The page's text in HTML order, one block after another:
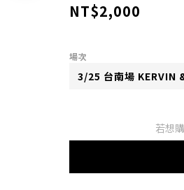
NT$2,000
場次
若想